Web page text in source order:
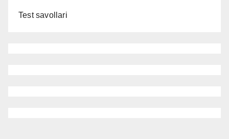
Test savollari